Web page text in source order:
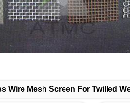
Wire Mesh Screen For Twilled